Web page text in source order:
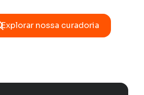
Explorar nossa curadoria